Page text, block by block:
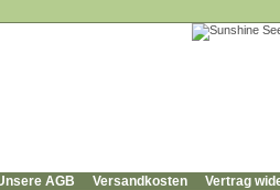
AGB Versandkosten Vertrag